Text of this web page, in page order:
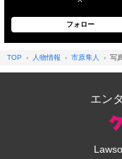
フォロー
TOP 人物情報 市原隼人 写
エン